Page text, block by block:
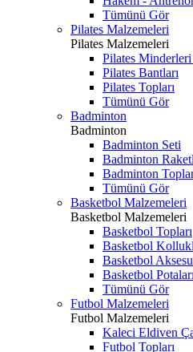
Tümünü Gör
Pilates Malzemeleri
Pilates Malzemeleri
Pilates Minderleri
Pilates Bantları
Pilates Topları
Tümünü Gör
Badminton
Badminton
Badminton Seti
Badminton
Badminton
Tümünü Gör
Basketbol Malzemeleri
Basketbol Malzemeleri
Basketbol Topları
Basketbol
Basketbol
Basketbol Potaları
Tümünü Gör
Futbol Malzemeleri
Futbol Malzemeleri
Kaleci Eldiven
Futbol Topları